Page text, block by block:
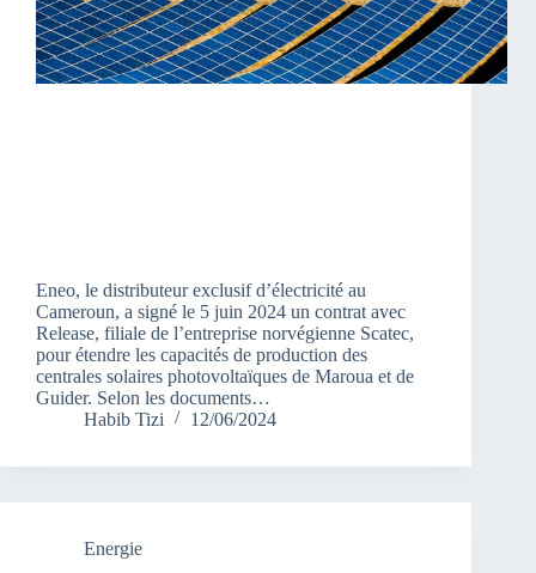
Eneo, le distributeur exclusif d’électricité au
Cameroun, a signé le 5 juin 2024 un contrat avec
Release, filiale de l’entreprise norvégienne Scatec,
pour étendre les capacités de production des
centrales solaires photovoltaïques de Maroua et de
Guider. Selon les documents…
Habib Tizi
12/06/2024
Energie